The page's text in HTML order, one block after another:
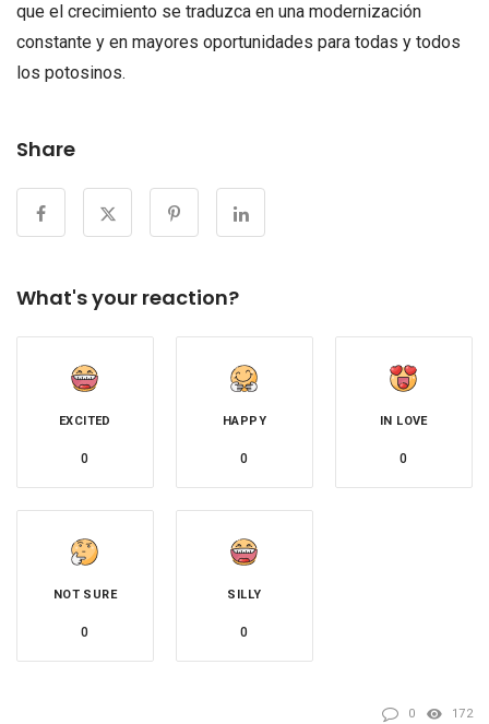
que el crecimiento se traduzca en una modernización
constante y en mayores oportunidades para todas y todos
los potosinos.
Share
What's your reaction?
EXCITED
0
HAPPY
0
IN LOVE
0
NOT SURE
0
SILLY
0
0 172